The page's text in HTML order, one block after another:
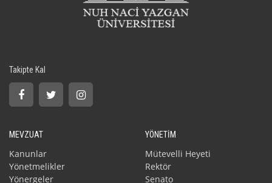
Takipte Kal
MEVZUAT
Kanunlar
Yönetmelikler
Yönergeler
YÖNETİM
Mütevelli Heyeti
Rektör
Senato